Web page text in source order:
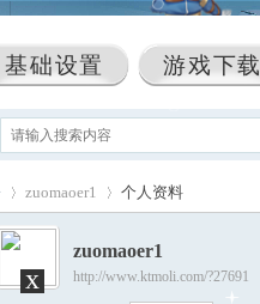
基础设置 游戏下载
›
zuomaoer1 个人资料
zuomaoer1
http://www.ktmoli.com/?27691
x